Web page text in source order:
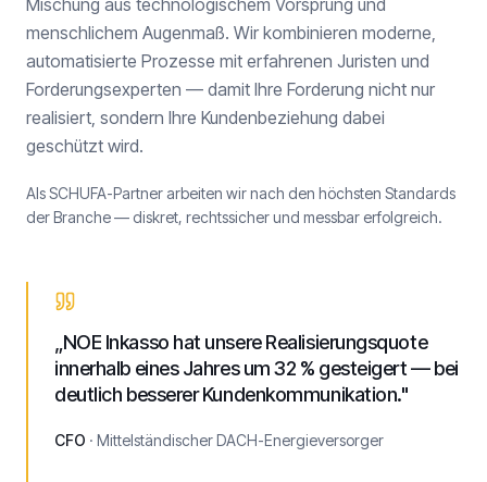
menschlichem Augenmaß. Wir kombinieren moderne,
automatisierte Prozesse mit erfahrenen Juristen und
Forderungsexperten — damit Ihre Forderung nicht nur
realisiert, sondern Ihre Kundenbeziehung dabei
geschützt wird.
Als SCHUFA-Partner arbeiten wir nach den höchsten Standards
der Branche — diskret, rechtssicher und messbar erfolgreich.
NOE Inkasso hat unsere Realisierungsquote
innerhalb eines Jahres um 32 % gesteigert — bei
deutlich besserer Kundenkommunikation."
CFO · Mittelständischer DACH-Energieversorger